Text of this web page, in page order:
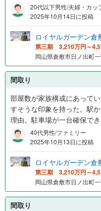
20代以下男性/夫婦・カッ
2025年10月14日に投稿
ロイヤルガーデン倉
第三期 3,210万円～
岡山県倉敷市日ノ出町
間取り
部屋数が家族構成にあって
すそうな印象を持った。駅
理由。駐車場が一台確保でき
40代男性/ファミリー
2025年10月13日に投稿
ロイヤルガーデン倉
第三期 3,210万円～
岡山県倉敷市日ノ出町
間取り